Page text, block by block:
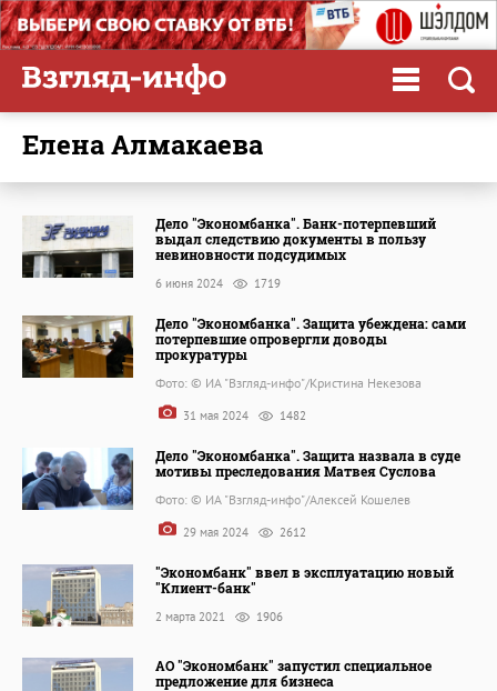
Елена Алмакаева
Дело "Экономбанка". Банк-потерпевший
выдал следствию документы в пользу
невиновности подсудимых
6 июня 2024 1719
Дело "Экономбанка". Защита убеждена: сами
потерпевшие опровергли доводы
прокуратуры
Фото: © ИА "Взгляд-инфо"/Кристина Некезова
31 мая 2024 1482
Дело "Экономбанка". Защита назвала в суде
мотивы преследования Матвея Суслова
Фото: © ИА "Взгляд-инфо"/Алексей Кошелев
29 мая 2024 2612
"Экономбанк" ввел в эксплуатацию новый
"Клиент-банк"
2 марта 2021 1906
АО "Экономбанк" запустил специальное
предложение для бизнеса